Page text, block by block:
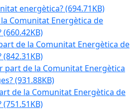
energètica?(694.71KB)
Comunitat Energètica de
(660.42KB)
de la Comunitat Energètica de
(842.31KB)
part de la Comunitat Energètica
(931.88KB)
de la Comunitat Energètica de
(751.51KB)